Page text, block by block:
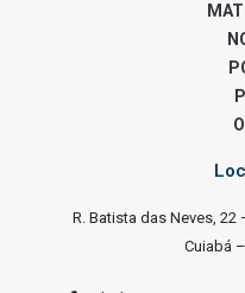
R. Batista das Neves, 22
Cuiabá